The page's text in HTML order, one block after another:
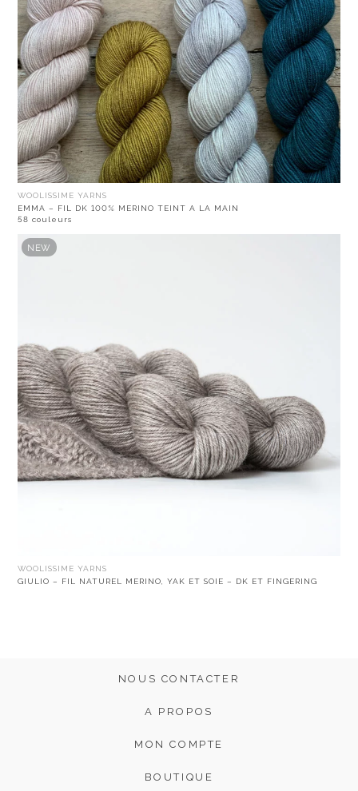
WOOLISSIME YARNS
EMMA – FIL DK 100% MERINO TEINT A LA MAIN
58 couleurs
NEW
WOOLISSIME YARNS
GIULIO – FIL NATUREL MERINO, YAK ET SOIE – DK ET FINGERING
NOUS CONTACTER
A PROPOS
MON COMPTE
BOUTIQUE